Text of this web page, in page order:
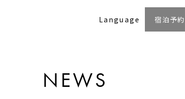
Language 宿泊予約
NEWS